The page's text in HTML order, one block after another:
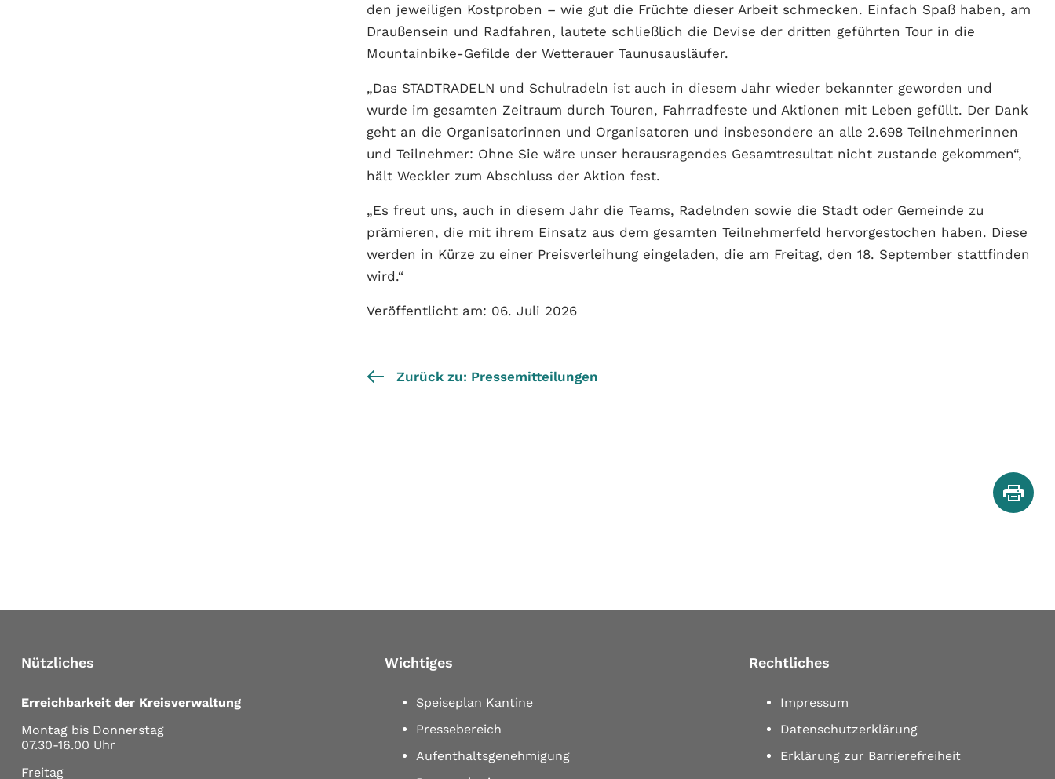
den jeweiligen Kostproben – wie gut die Früchte dieser Arbeit schmecken. Einfach Spaß haben, am
Draußensein und Radfahren, lautete schließlich die Devise der dritten geführten Tour in die
Mountainbike-Gefilde der Wetterauer Taunusausläufer.
„Das STADTRADELN und Schulradeln ist auch in diesem Jahr wieder bekannter geworden und
wurde im gesamten Zeitraum durch Touren, Fahrradfeste und Aktionen mit Leben gefüllt. Der Dank
geht an die Organisatorinnen und Organisatoren und insbesondere an alle 2.698 Teilnehmerinnen
und Teilnehmer: Ohne Sie wäre unser herausragendes Gesamtresultat nicht zustande gekommen“,
hält Weckler zum Abschluss der Aktion fest.
„Es freut uns, auch in diesem Jahr die Teams, Radelnden sowie die Stadt oder Gemeinde zu
prämieren, die mit ihrem Einsatz aus dem gesamten Teilnehmerfeld hervorgestochen haben. Diese
werden in Kürze zu einer Preisverleihung eingeladen, die am Freitag, den 18. September stattfinden
wird.“
Veröffentlicht am: 06. Juli 2026
Zurück zu: Pressemitteilungen
Nützliches
Erreichbarkeit der Kreisverwaltung
Montag bis Donnerstag
07.30-16.00 Uhr
Freitag
Wichtiges
Speiseplan Kantine
Pressebereich
Aufenthaltsgenehmigung
Rechtliches
Impressum
Datenschutzerklärung
Erklärung zur Barrierefreiheit